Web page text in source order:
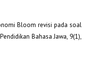
Bloom revisi pada soal
Bahasa Jawa, 9(1),